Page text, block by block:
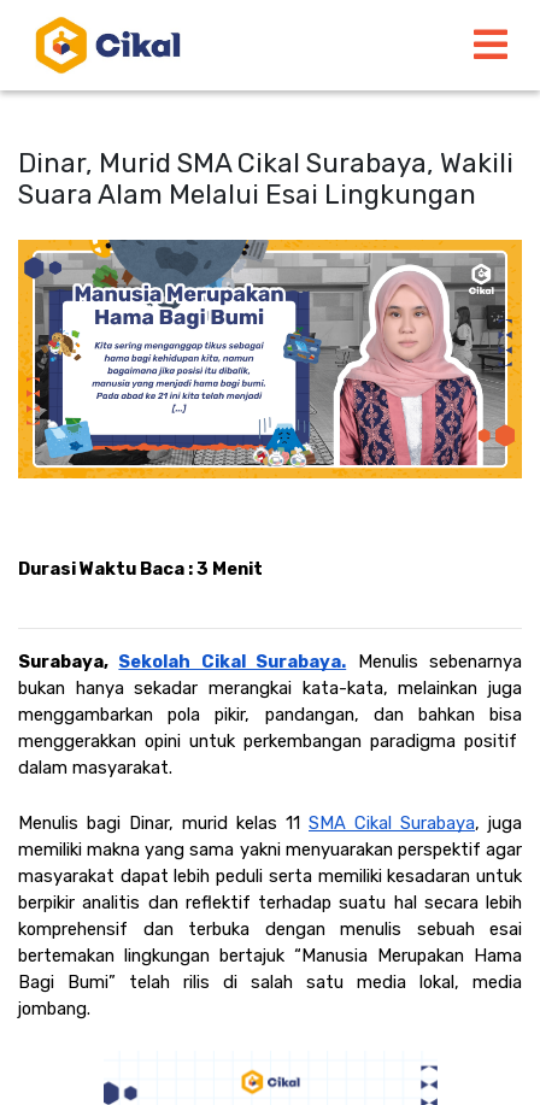
Dinar, Murid SMA Cikal Surabaya, Wakili
Suara Alam Melalui Esai Lingkungan
Durasi Waktu Baca : 3 Menit
Surabaya, Sekolah Cikal Surabaya.
Menulis sebenarnya
bukan hanya sekadar merangkai kata-kata, melainkan juga
menggambarkan pola pikir, pandangan, dan bahkan bisa
menggerakkan opini untuk perkembangan paradigma positif
dalam masyarakat.
Menulis bagi Dinar, murid kelas 11 SMA Cikal Surabaya, juga
memiliki makna yang sama yakni menyuarakan perspektif agar
masyarakat dapat lebih peduli serta memiliki kesadaran untuk
berpikir analitis dan reflektif terhadap suatu hal secara lebih
komprehensif dan terbuka dengan menulis sebuah esai
bertemakan lingkungan bertajuk “Manusia Merupakan Hama
Bagi Bumi” telah rilis di salah satu media lokal, media
jombang.